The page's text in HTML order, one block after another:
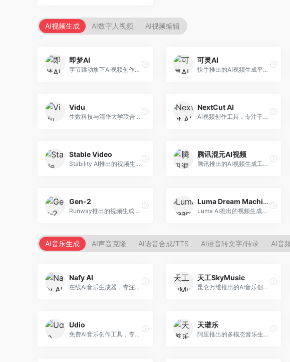
AI视频生成 AI数字人视频 AI视频编辑
即梦AI
字节跳动旗下AI视频创作平台，支持多模态内容生成。面向内容创作者和营销人员，提供文生视频、图生视频、智能剪辑等功能，中文理解能力强，创作效率高。
可灵AI
快手推出的AI视频生成平台，支持文生视频和图生视频，可生成长达2分钟的高质量视频内容。面向短视频创作者和营销人员，操作简便，生成效果逼真，适合商业推广和创意表达。
Vidu
生数科技与清华大学联合研发的AI视频生成大模型。面向视频创作者和内容生产者，支持文生视频、图生视频，视频质量高，物理运动理解准确，国产视频生成领先工具。
NextCut AI
AI视频创作工具，专注于智能剪辑和视频生成。面向视频创作者，提供智能剪辑、视频生成、特效添加等功能，剪辑效率高，适合快节奏内容生产。
Stable Video
Stability AI推出的视频生成模型，开源可部署。面向开发者和专业创作者，支持视频生成、视频编辑等功能，开源生态完善，定制化程度高。
腾讯混元AI视频
腾讯推出的AI视频生成工具，基于混元大模型。面向腾讯生态用户和内容创作者，支持文生视频、视频编辑等功能，与腾讯产品生态深度整合。
Gen-2
Runway推出的视频生成模型，专注于文生视频和视频风格转换。面向影视制作人和创意工作者，支持文本到视频、图像到视频等多种生成模式，视频质量专业级。
Luma Dream Machine
Luma AI推出的视频生成工具，专注于高质量视频创作。面向影视创作者和内容生产者，支持文生视频、图生视频，视频质量高，物理运动流畅自然。
AI音乐生成 AI声音克隆 AI语音合成/TTS AI语音转文字/转录 AI音
Nafy AI
在线AI音乐生成器，专注于快速音乐创作。面向内容创作者，支持多种风格音乐生成，操作简便，生成速度快，适合快速配乐需求。
天工SkyMusic
昆仑万维推出的AI音乐创作平台，基于天工大模型。面向音乐创作者，支持歌词生成、旋律创作、音乐编曲等服务，中文音乐创作能力强。
Udio
免费AI音乐创作工具，专注于高质量音乐生成。面向音乐创作者和内容制作者，支持多种音乐风格生成，音质专业，创作自由度高，适合专业音乐制作场景。
天谱乐
阿里推出的多模态音乐生成平台，整合音频与文本理解能力。面向内容创作者，支持歌词生成、旋律创作、音乐编辑等服务，与阿里生态深度整合。